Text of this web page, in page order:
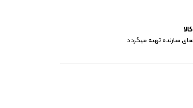
سازنده تهیه میگردد